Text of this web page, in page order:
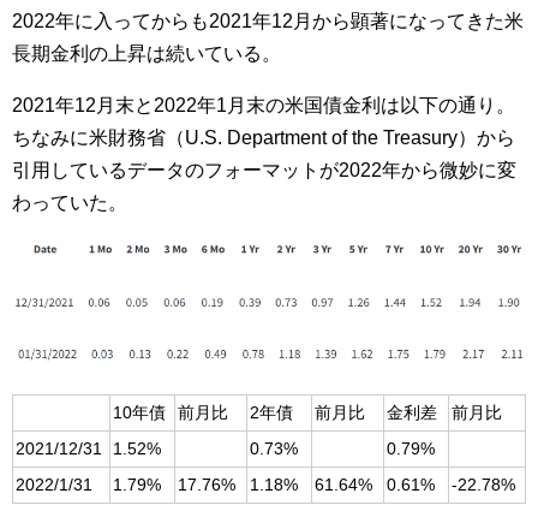
2022年に入ってからも2021年12月から顕著になってきた米
長期金利の上昇は続いている。
2021年12月末と2022年1月末の米国債金利は以下の通り。
ちなみに米財務省（U.S. Department of the Treasury）から
引用しているデータのフォーマットが2022年から微妙に変
わっていた。
10年債 前月比 2年債 前月比 金利差
前月比
2021/12/31
1.52% 0.73%
0.79%
2022/1/31
1.79% 17.76% 1.18% 61.64% 0.61% -22.78%